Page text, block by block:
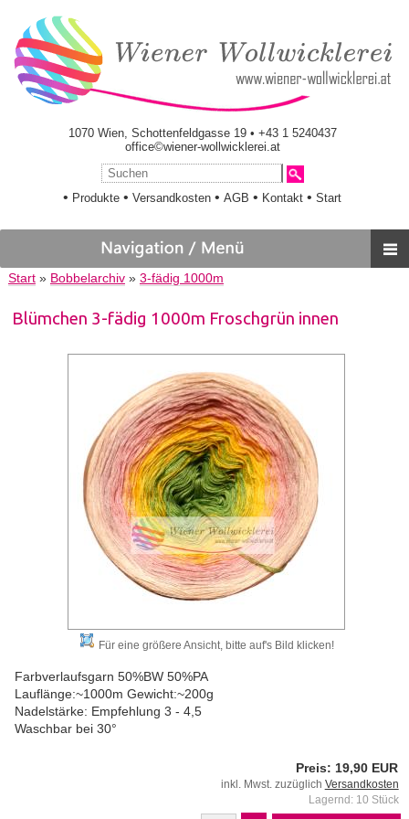
1070 Wien, Schottenfeldgasse 19 • +43 1 5240437
office©wiener-wollwicklerei.at
• Produkte •Versandkosten •AGB • Kontakt •Start
Start» Bobbelarchiv» 3-fädig 1000m
Blümchen 3-fädig 1000m Froschgrün innen
Für eine größere Ansicht, bitte auf's Bild klicken!
Farbverlaufsgarn 50%BW 50%PA
Lauflänge:~1000m Gewicht:~200g
Nadelstärke: Empfehlung 3 - 4,5
Waschbar bei 30°
Preis: 19,90 EUR
inkl. Mwst. zuzüglich Versandkosten
Lagernd: 10 Stück